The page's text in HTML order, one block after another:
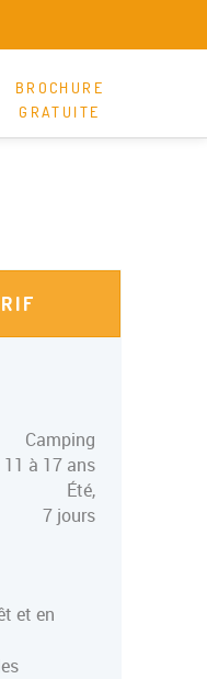
BROCHURE
GRATUITE
Camping
11 à 17 ans
Été,
7 jours
et en